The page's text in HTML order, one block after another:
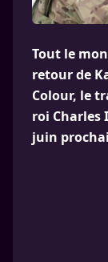
Tout le
retour de
Colour, le
roi Charles
juin